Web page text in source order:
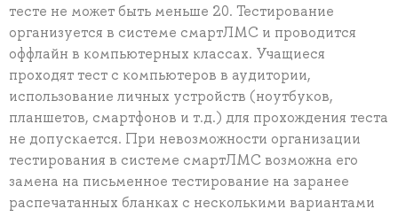
тесте не может быть меньше 20. Тестирование
организуется в системе смартЛМС и проводится
оффлайн в компьютерных классах. Учащиеся
проходят тест с компьютеров в аудитории,
использование личных устройств (ноутбуков,
планшетов, смартфонов и т.д.) для прохождения теста
не допускается. При невозможности организации
тестирования в системе смартЛМС возможна его
замена на письменное тестирование на заранее
распечатанных бланках с несколькими вариантами